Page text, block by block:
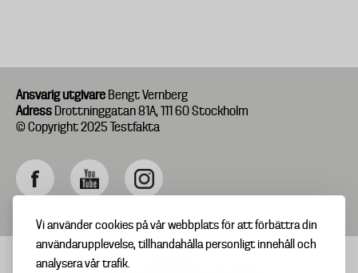
Vi använder cookies på vår webbplats för att förbättra din
användarupplevelse, tillhandahålla personligt innehåll och
analysera vår trafik.
Ansvarig utgivare Bengt Vernberg
Adress Drottninggatan 81A, 111 60 Stockholm
© Copyright 2025 Testfakta